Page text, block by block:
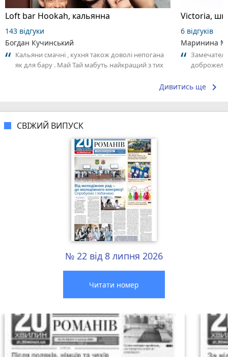
Loft bar Hookah, кальянна
143 відгуки
Богдан Кучинський
Кальяни смачні , кухня також доволі непогана
як для бару . Май Тай мабуть найкращий з тих
6 відгуків
Маринина
Дивитись ще keyboard_arrow_right
СВІЖИЙ ВИПУСК
№ 22 від 8 липня 2026
Читати номер